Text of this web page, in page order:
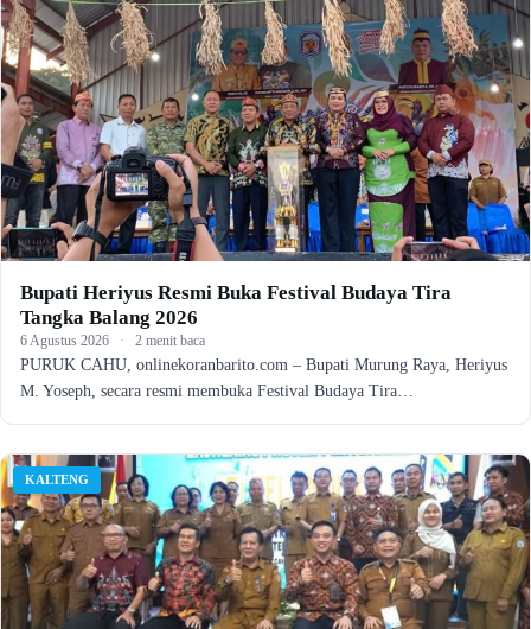
Bupati Heriyus Resmi Buka Festival Budaya Tira
Tangka Balang 2026
6 Agustus 2026 · 2 menit baca
PURUK CAHU, onlinekoranbarito.com – Bupati Murung Raya, Heriyus
M. Yoseph, secara resmi membuka Festival Budaya Tira…
KALTENG